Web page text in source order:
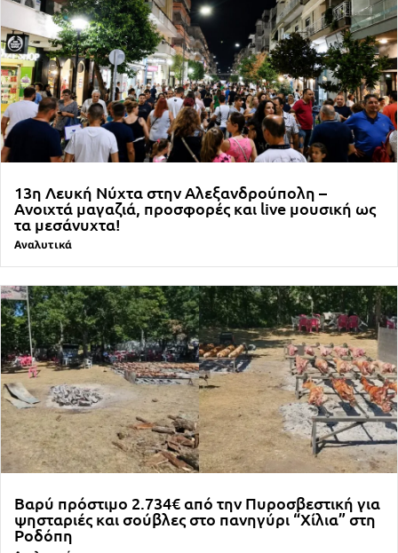
13η Λευκή Νύχτα στην Αλεξανδρούπολη –
Ανοιχτά μαγαζιά, προσφορές και live μουσική ως
τα μεσάνυχτα!
Αναλυτικά
Βαρύ πρόστιμο 2.734€ από την Πυροσβεστική για
ψησταριές και σούβλες στο πανηγύρι “Χίλια” στη
Ροδόπη